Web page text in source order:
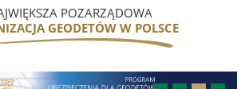
POZARZĄDOWA
GEODETÓW W POLSCE
Zostań członkiem
Nasze referencje
Osnowa Pamięci